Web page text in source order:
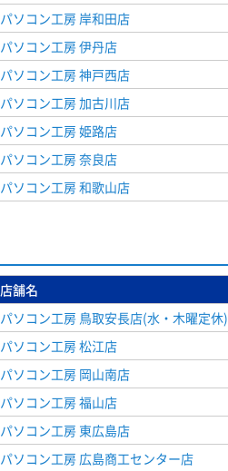
パソコン工房 岸和田店
パソコン工房 伊丹店
パソコン工房 神戸西店
パソコン工房 加古川店
パソコン工房 姫路店
パソコン工房 奈良店
パソコン工房 和歌山店
店舗名
パソコン工房 鳥取安長店(水・木曜定休)
パソコン工房 松江店
パソコン工房 岡山南店
パソコン工房 福山店
パソコン工房 東広島店
パソコン工房 広島商工センター店